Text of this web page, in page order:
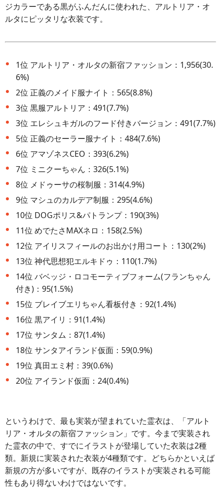
ジカラーである黒がふんだんに使われた、アルトリア・オ
ルタにピッタリな衣装です。
1位 アルトリア・オルタの新宿ファッション：1,956(30.
6%)
2位 正義のメイド服ナイト：565(8.8%)
3位 黒服アルトリア：491(7.7%)
3位 エレシュキガルのフード付きバージョン：491(7.7%)
5位 正義のセーラー服ナイト：484(7.6%)
6位 アマゾネスCEO：393(6.2%)
7位 ミニクーちゃん：326(5.1%)
8位 メドゥーサの桜制服：314(4.9%)
9位 マシュのカルデア制服：295(4.6%)
10位 DOGポリス&パトランプ：190(3%)
11位 めでたさMAXネロ：158(2.5%)
12位 アイリスフィールのお出かけ用コート：130(2%)
13位 神代思想犯エルキドゥ：110(1.7%)
14位 バベッジ・ロコモーティブフォーム(フランちゃん
付き)：95(1.5%)
15位 ブレイブエリちゃん看板付き：92(1.4%)
16位 黒アイリ：91(1.4%)
17位 サンタム：87(1.4%)
18位 サンタアイランド仮面：59(0.9%)
19位 真田エミ村：39(0.6%)
20位 アイランド仮面：24(0.4%)
というわけで、最も実装が望まれていた霊衣は、「アルト
リア・オルタの新宿ファッション」です。今まで実装され
た霊衣の中で、すでにイラストが登場していた衣装は2種
類。新規に実装された衣装が4種類です。どちらかといえば
新規の方が多いですが、既存のイラストが実装される可能
性もあり得ないわけではないです。